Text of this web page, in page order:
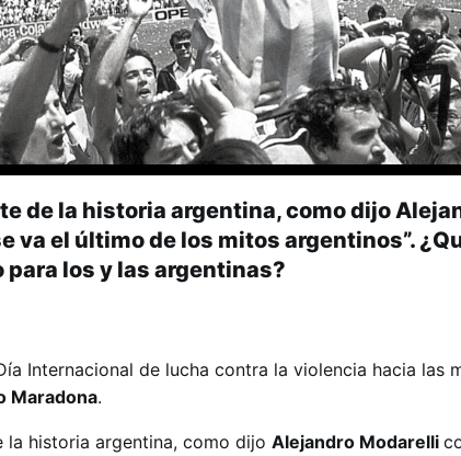
de la historia argentina, como dijo
va el último de los mitos argentinos”.
para los y las argentinas?
Internacional de lucha contra la violencia hacia las
Maradona.
la historia argentina, como dijo Alejandro Modarelli